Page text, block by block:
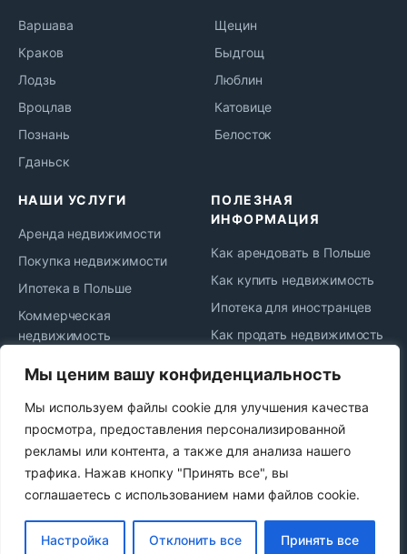
Мы ценим вашу конфиденциальность
Мы используем файлы cookie для улучшения качества
просмотра, предоставления персонализированной
рекламы или контента, а также для анализа нашего
трафика. Нажав кнопку "Принять все", вы
соглашаетесь с использованием нами файлов cookie.
Настройка Отклонить все Принять все
Варшава
Краков
Лодзь
Вроцлав
Познань
Гданьск
Щецин
Быдгощ
Люблин
Катовице
Белосток
НАШИ УСЛУГИ
Аренда недвижимости
Покупка недвижимости
Ипотека в Польше
Коммерческая
недвижимость
сопровождение
Сдача в аренду
Продажа недвижимости
Najem okazjonalny
ПОЛЕЗНАЯ
ИНФОРМАЦИЯ
Как арендовать в Польше
Как купить недвижимость
Ипотека для иностранцев
Как продать недвижимость
Новости рынка
Политика
конфиденциальности
© 2021–2026 VT Group Real Estate Services Sp. z o.o. —